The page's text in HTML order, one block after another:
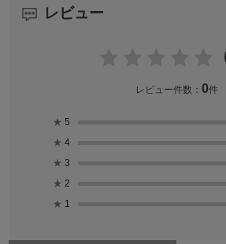
レビュー
レビュー件数： 0件
★ 5
★ 4
★ 3
★ 2
★ 1